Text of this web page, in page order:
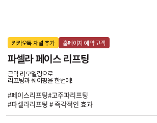
카카오톡 채널 추가 홈페이지 예약 고객
파셀라 페이스 리프팅
근막 리모델링으로
리프팅과 쉐이핑을 한번에!
#페이스리프팅#고주파리프팅
#파셀라리프팅 # 즉각적인 효과